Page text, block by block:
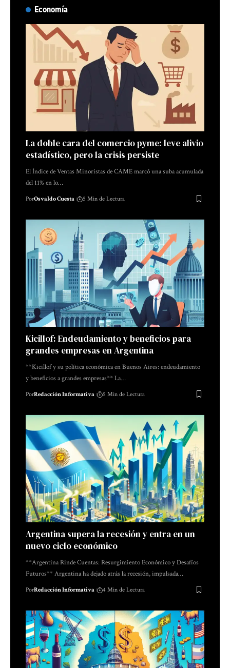
Economía
La doble cara del comercio pyme: leve alivio
estadístico, pero la crisis persiste
El Índice de Ventas Minoristas de CAME marcó una suba acumulada
del 11% en lo…
PorOsvaldo Cuesta 5 Min de Lectura
Kicillof: Endeudamiento y beneficios para
grandes empresas en Argentina
**Kicillof y su política económica en Buenos Aires: endeudamiento
y beneficios a grandes empresas** La…
PorRedacción Informativa 5 Min de Lectura
Argentina supera la recesión y entra en un
nuevo ciclo económico
**Argentina Rinde Cuentas: Resurgimiento Económico y Desafíos
Futuros** Argentina ha dejado atrás la recesión, impulsada…
PorRedacción Informativa 4 Min de Lectura